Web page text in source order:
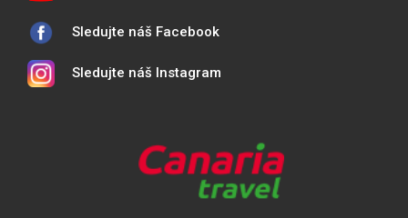
Sledujte náš Facebook
Sledujte náš Instagram